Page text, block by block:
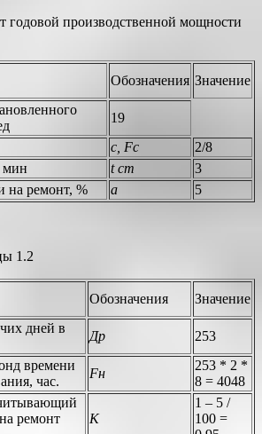
годовой производственной мощности
Обозначения Значение
19
с, Fc
2/8
мин t сm
3
на ремонт, % а 5
1.2
Обозначения Значение
дней в
Др 253
времени
час.
Fн
253 * 2 *
8 = 4048
ремонт
К
1 – 5 /
100 =